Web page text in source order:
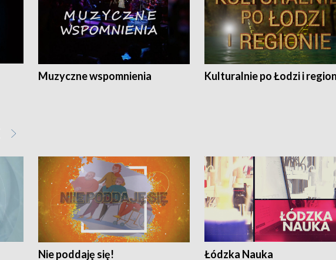
Muzyczne wspomnienia Kulturalnie po Łodzi i
Nie poddaję się! Łódzka Nauka